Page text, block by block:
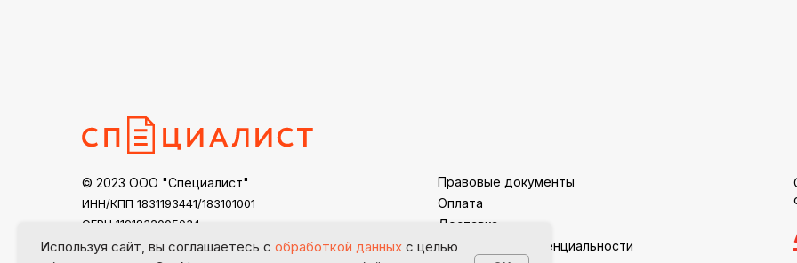
© 2023 ООО "Специалист"
ИНН/КПП 1831193441/183101001
ОГРН 1191832005034
Оплата
Политика конфиденциальности
Правовые документы
Доставка
specialist18@mail.ru
Используя сайт, вы соглашаетесь с обработкой данных с целью